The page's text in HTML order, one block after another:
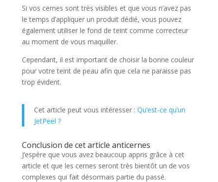
Si vos cernes sont très visibles et que vous n’avez pas
le temps d’appliquer un produit dédié, vous pouvez
également utiliser le fond de teint comme correcteur
au moment de vous maquiller.
Cependant, il est important de choisir la bonne couleur
pour votre teint de peau afin que cela ne paraisse pas
trop évident.
Cet article peut vous intéresser : Qu’est-ce qu’un
JetPeel ?
Conclusion de cet article anticernes
J’espère que vous avez beaucoup appris grâce à cet
article et que les cernes seront très bientôt un de vos
complexes qui fait désormais partie du passé.